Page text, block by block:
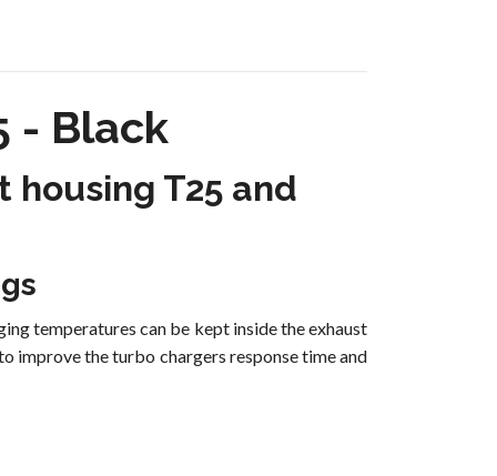
- Black
T25 and
temperatures can be kept inside the exhaust
improve the turbo chargers response time and